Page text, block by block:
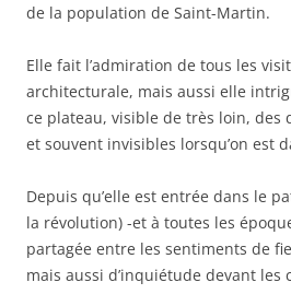
de la population de Saint-Martin.
Elle fait l’admiration de tous les
architecturale, mais aussi elle
ce plateau, visible de très loin, des
et souvent invisibles lorsqu’on est
Depuis qu’elle est entrée dans le
la révolution) -et à toutes les
partagée entre les sentiments de
mais aussi d’inquiétude devant les